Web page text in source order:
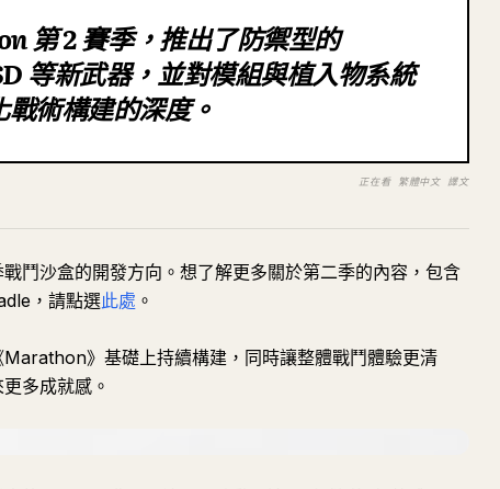
第 2 賽季，推出了防禦型的
等新武器，並對模組與植入物系統
術構建的深度。
正在看 繁體中文 譯文
鬥沙盒的開發方向。想了解更多關於第二季的內容，包含
，請點選此處 。
》基礎上持續構建，同時讓整體戰鬥體驗更清
多成就感。